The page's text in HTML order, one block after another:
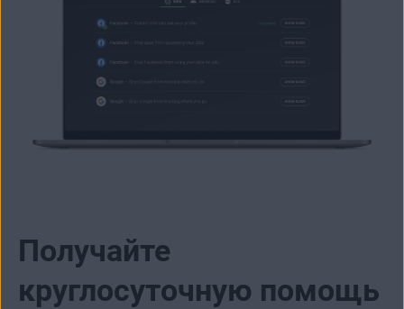
Получайте
круглосуточную помощь